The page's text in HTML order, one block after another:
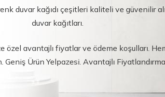
duvar kağıdı çeşitleri kaliteli ve güvenilir
duvar kağıtları.
özel avantajlı fiyatlar ve ödeme koşulları.
Geniş Ürün Yelpazesi. Avantajlı